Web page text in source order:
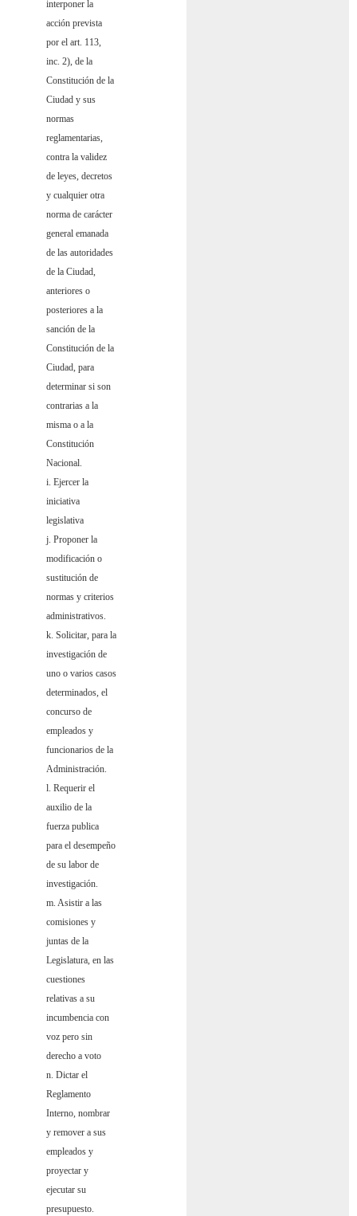
interponer la
acción prevista
por el art. 113,
inc. 2), de la
Constitución de la
Ciudad y sus
normas
reglamentarias,
contra la validez
de leyes, decretos
y cualquier otra
norma de carácter
general emanada
de las autoridades
de la Ciudad,
anteriores o
posteriores a la
sanción de la
Constitución de la
Ciudad, para
determinar si son
contrarias a la
misma o a la
Constitución
Nacional.
i. Ejercer la
iniciativa
legislativa
j. Proponer la
modificación o
sustitución de
normas y criterios
administrativos.
k. Solicitar, para la
investigación de
uno o varios casos
determinados, el
concurso de
empleados y
funcionarios de la
Administración.
l. Requerir el
auxilio de la
fuerza publica
para el desempeño
de su labor de
investigación.
m. Asistir a las
comisiones y
juntas de la
Legislatura, en las
cuestiones
relativas a su
incumbencia con
voz pero sin
derecho a voto
n. Dictar el
Reglamento
Interno, nombrar
y remover a sus
empleados y
proyectar y
ejecutar su
presupuesto.